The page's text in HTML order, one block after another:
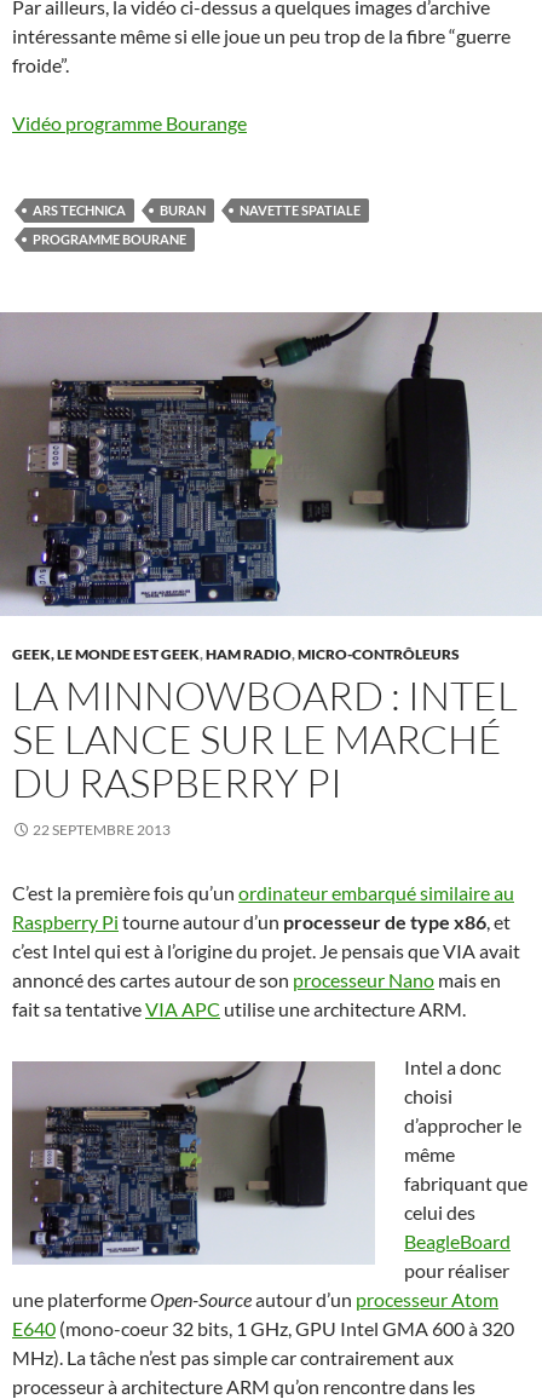
Par ailleurs, la vidéo ci-dessus a quelques images d’archive
intéressante même si elle joue un peu trop de la fibre “guerre
froide”.
Vidéo programme Bourange
ARS TECHNICA BURAN
NAVETTE SPATIALE
PROGRAMME BOURANE
GEEK, LE MONDE EST GEEK,HAM RADIO,MICRO-CONTRÔLEURS
LA MINNOWBOARD : INTEL
SE LANCE SUR LE MARCHÉ
DU RASPBERRY PI
22 SEPTEMBRE 2013
C’est la première fois qu’un ordinateur embarqué similaire au
Raspberry Pi tourne autour d’un processeur de type x86, et
c’est Intel qui est à l’origine du projet. Je pensais que VIA avait
annoncé des cartes autour de son processeur Nano mais en
fait sa tentativeVIA APC utilise une architecture ARM.
Intel a donc
choisi
d’approcher le
même
fabriquant que
celui des
BeagleBoard
pour réaliser
une platerformeOpen-Sourceautour d’un processeur Atom
E640 (mono-coeur 32 bits, 1 GHz, GPU Intel GMA 600 à 320
MHz). La tâche n’est pas simple car contrairement aux
processeur à architecture ARM qu’on rencontre dans les